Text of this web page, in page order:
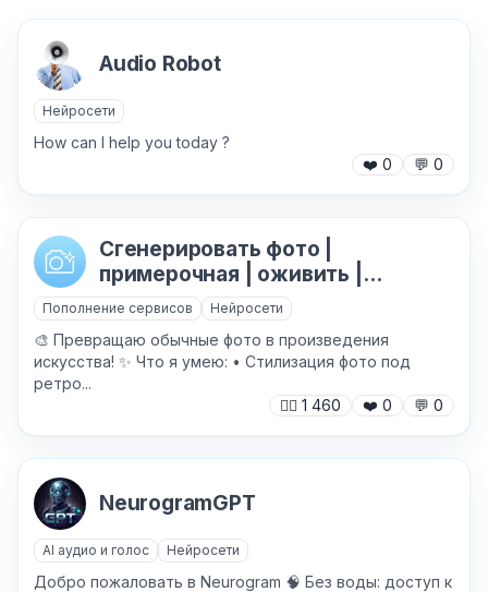
Хочу получить ответ на email
Audio Robot
Нейросети
How can I help you today ?
❤️ 0 💬 0
Сгенерировать фото |
примерочная | оживить |
NanoBanana
Пополнение сервисов Нейросети
🎨 Превращаю обычные фото в произведения
искусства! ✨ Что я умею: • Стилизация фото под
ретро...
🙍‍♂️ 1 460 ❤️ 0 💬 0
NeurogramGPT
AI аудио и голос Нейросети
Добро пожаловать в Neurogram 🧠 Без воды: доступ к